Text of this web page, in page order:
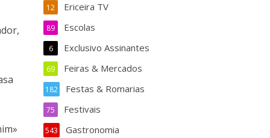
Ericeira TV
12
Escolas
89
Exclusivo Assinantes
6
Feiras & Mercados
69
Festas & Romarias
182
Festivais
75
Gastronomia
543